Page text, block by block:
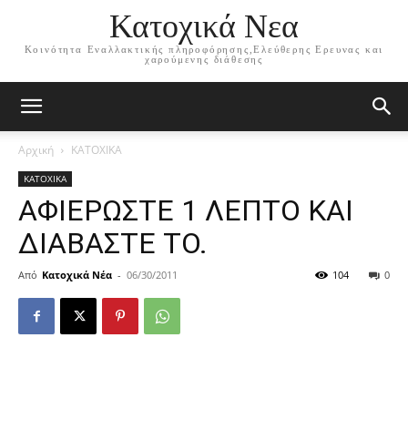
Κατοχικά Νεα
Κοινότητα Εναλλακτικής πληροφόρησης,Ελεύθερης Ερευνας και
χαρούμενης διάθεσης
Αρχική ΚΑΤΟΧΙΚΑ
ΚΑΤΟΧΙΚΑ
ΑΦΙΕΡΩΣΤΕ 1 ΛΕΠΤΟ ΚΑΙ
ΔΙΑΒΑΣΤΕ ΤΟ.
Από Κατοχικά Νέα - 06/30/2011 0
104